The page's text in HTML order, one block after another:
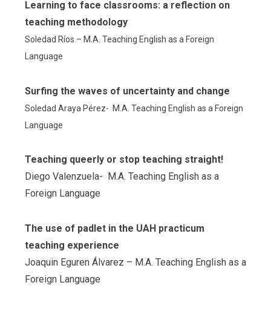
Learning to face classrooms: a reflection on
teaching methodology
Soledad Ríos – M.A. Teaching English as a Foreign
Language
Surfing the waves of uncertainty and change
Soledad Araya Pérez- M.A. Teaching English as a Foreign
Language
Teaching queerly or stop teaching straight!
Diego Valenzuela- M.A. Teaching English as a
Foreign Language
The use of padlet in the UAH practicum
teaching experience
Joaquin Eguren Álvarez – M.A. Teaching English as a
Foreign Language